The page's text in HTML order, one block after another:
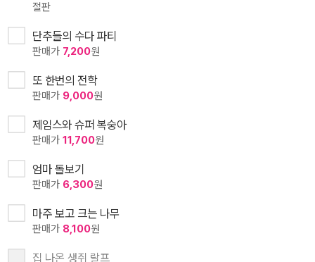
절판
단추들의 수다 파티
판매가 7,200원
또 한번의 전학
판매가 9,000원
제임스와 슈퍼 복숭아
판매가 11,700원
엄마 돌보기
판매가 6,300원
마주 보고 크는 나무
판매가 8,100원
집 나온 생쥐 랄프